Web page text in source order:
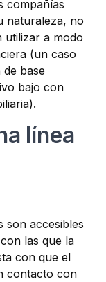
compañías
naturaleza, no
utilizar a modo
(un caso
base
bajo con
línea
son accesibles
las que la
con que el
contacto con